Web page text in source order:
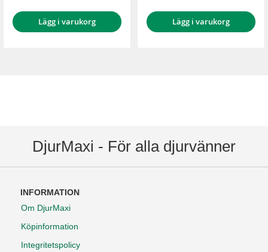
Lägg i varukorg Lägg i varukorg
DjurMaxi - För alla djurvänner
INFORMATION
Om DjurMaxi
Köpinformation
Integritetspolicy